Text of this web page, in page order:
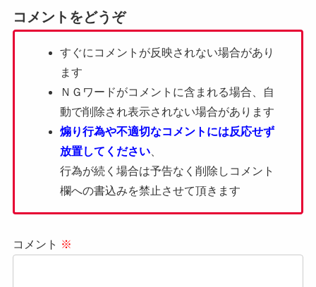
コメントをどうぞ
すぐにコメントが反映されない場合があり
ます
ＮＧワードがコメントに含まれる場合、自
動で削除され表示されない場合があります
煽り行為や不適切なコメントには反応せず
放置してください
行為が続く場合は予告なく削除しコメント
欄への書込みを禁止させて頂きます
コメント ※